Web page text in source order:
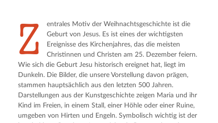
Z
entrales Motiv der Weihnachtsgeschichte ist die
Geburt von Jesus. Es ist eines der wichtigsten
Ereignisse des Kirchenjahres, das die meisten
Christinnen und Christen am 25. Dezember feiern.
Wie sich die Geburt Jesu historisch ereignet hat, liegt im
Dunkeln. Die Bilder, die unsere Vorstellung davon prägen,
stammen hauptsächlich aus den letzten 500 Jahren.
Darstellungen aus der Kunstgeschichte zeigen Maria und ihr
Kind im Freien, in einem Stall, einer Höhle oder einer Ruine,
umgeben von Hirten und Engeln. Symbolisch wichtig ist der